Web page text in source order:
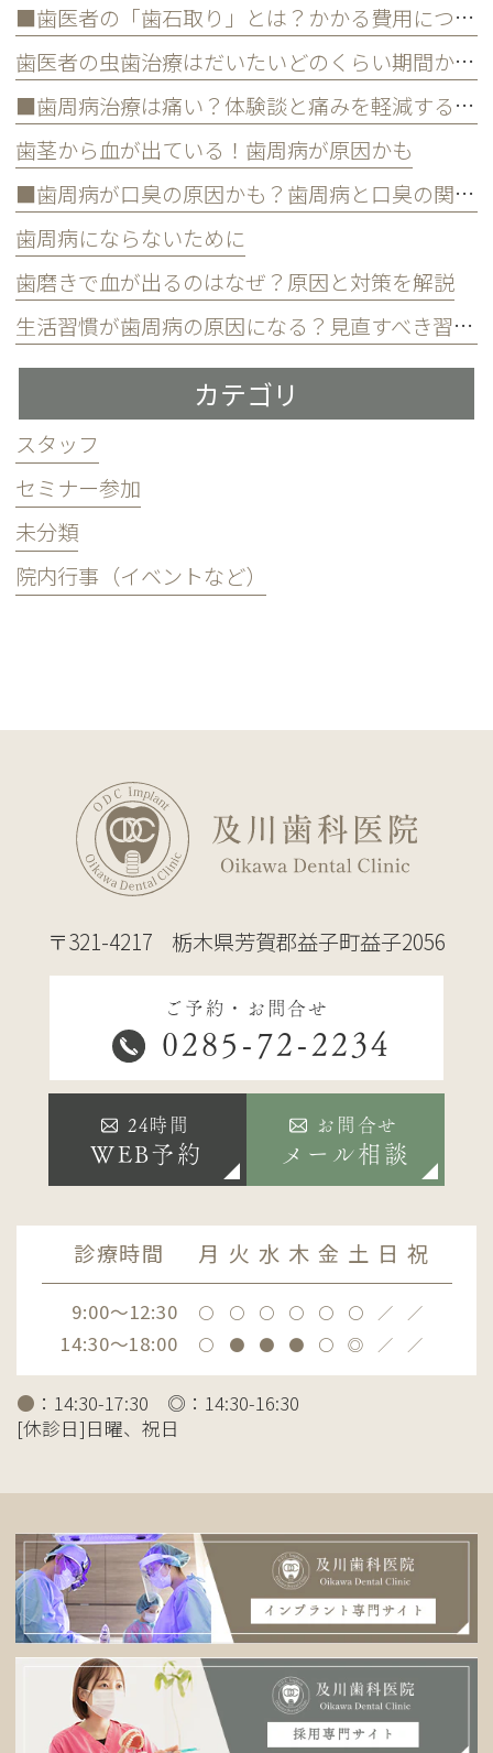
■歯医者の「歯石取り」とは？かかる費用について
歯医者の虫歯治療はだいたいどのくらい期間かかる？
■歯周病治療は痛い？体験談と痛みを軽減する方法
歯茎から血が出ている！歯周病が原因かも
■歯周病が口臭の原因かも？歯周病と口臭の関係について
歯周病にならないために
歯磨きで血が出るのはなぜ？原因と対策を解説
生活習慣が歯周病の原因になる？見直すべき習慣とは？
カテゴリ
スタッフ
セミナー参加
未分類
院内行事（イベントなど）
〒321-4217 栃木県芳賀郡益子町益子2056
ご予約・お問合せ
0285-72-2234
24時間
WEB予約
お問合せ
メール相談
診療時間 月 火 水 木 金 土 日 祝
9:00～12:30 〇 〇 〇 〇 〇 〇 ／ ／
14:30～18:00 〇 ● ● ● 〇 ◎ ／ ／
● ：14:30-17:30 ◎：14:30-16:30
[休診日]日曜、祝日